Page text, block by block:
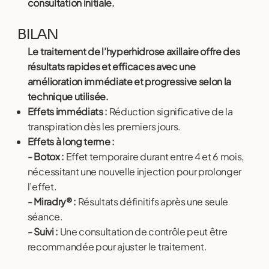
BILAN
Le traitement de l’hyperhidrose axillaire offre des
résultats rapides et efficaces avec une
amélioration immédiate et progressive selon la
technique utilisée.
Effets immédiats : Réduction significative de la
transpiration dès les premiers jours.
Effets à long terme :
- Botox : Effet temporaire durant entre 4 et 6 mois,
nécessitant une nouvelle injection pour prolonger
l’effet.
- Miradry® : Résultats définitifs après une seule
séance.
- Suivi : Une consultation de contrôle peut être
recommandée pour ajuster le traitement.
consultation initiale.